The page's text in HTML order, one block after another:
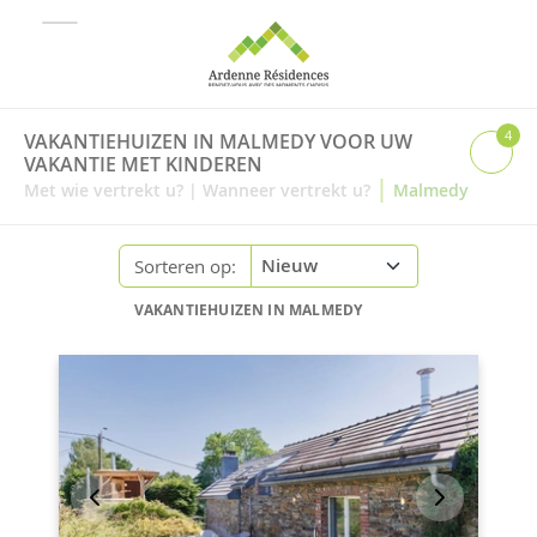
VAKANTIEHUIZEN IN MALMEDY VOOR UW
VAKANTIE MET KINDEREN
Met wie vertrekt u? | Wanneer vertrekt u? | Malmedy
4
Sorteren op:
VAKANTIEHUIZEN IN MALMEDY